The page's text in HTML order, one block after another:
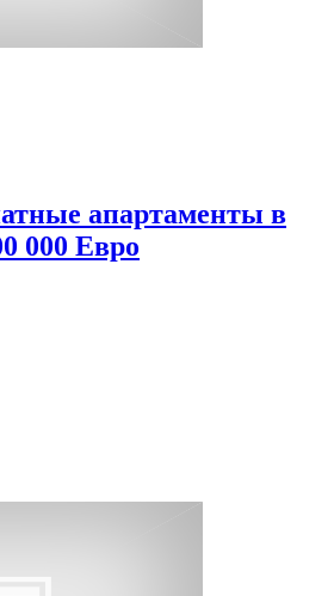
апартаменты в
000 Евро